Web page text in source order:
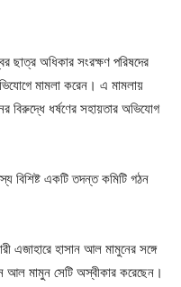
ছাত্র অধিকার সংরক্ষণ পরিষদের
মামলা করেন। এ মামলায়
বিরুদ্ধে ধর্ষণের সহায়তার অভিযোগ
বিশিষ্ট একটি তদন্ত কমিটি গঠন
এজাহারে হাসান আল মামুনের সঙ্গে
আল মামুন সেটি অস্বীকার করেছেন।